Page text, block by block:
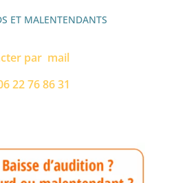
ET MALENTENDANTS
par mail
22 76 86 31